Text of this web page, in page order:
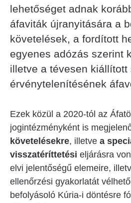
lehetőséget adnak
áfaviták újranyitására a
követelések, a fordított
egyenes adózás szerint
illetve a tévesen kiállított
érvénytelenítésének
Ezek közül a 2020-tól az
jogintézményként is
követelésekre, illetve a
visszatéríttetési eljárásra
elvi jelentőségű elemeire,
ellenőrzési gyakorlatát
befolyásoló Kúria-i döntésre